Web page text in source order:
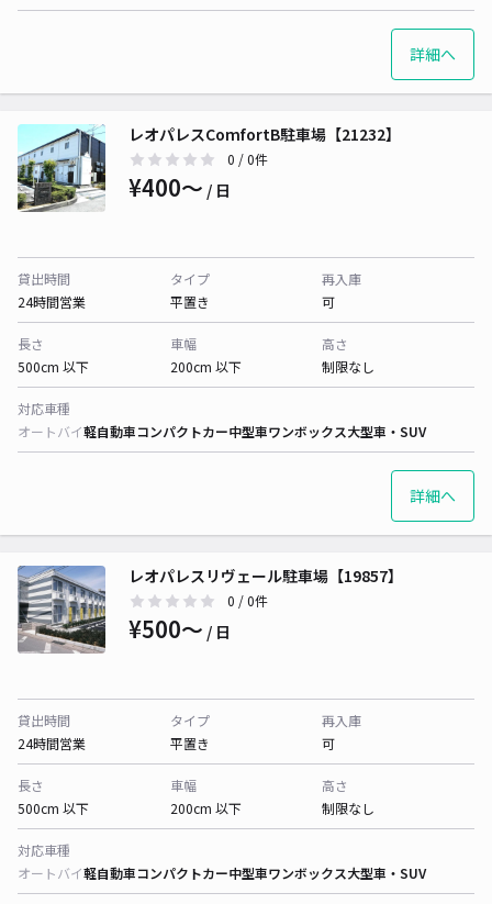
詳細へ
レオパレスComfortB駐車場【21232】
0 / 0件
¥400〜 / 日
貸出時間
24時間営業
タイプ
平置き
再入庫
可
長さ
500cm 以下
車幅
200cm 以下
高さ
制限なし
対応車種
オートバイ軽自動車コンパクトカー中型車ワンボックス大型車・SUV
詳細へ
レオパレスリヴェール駐車場【19857】
0 / 0件
¥500〜 / 日
貸出時間
24時間営業
タイプ
平置き
再入庫
可
長さ
500cm 以下
車幅
200cm 以下
高さ
制限なし
対応車種
オートバイ軽自動車コンパクトカー中型車ワンボックス大型車・SUV